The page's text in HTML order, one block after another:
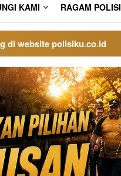
KAMI RAGAM POLISI
polisiku.co.id